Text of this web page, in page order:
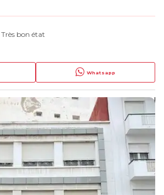
Très bon état
Whatsapp